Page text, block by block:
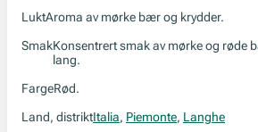
LuktAroma av mørke bær og krydder.
SmakKonsentrert smak av mørke og røde
lang.
FargeRød.
Land, distriktItalia, Piemonte, Langhe